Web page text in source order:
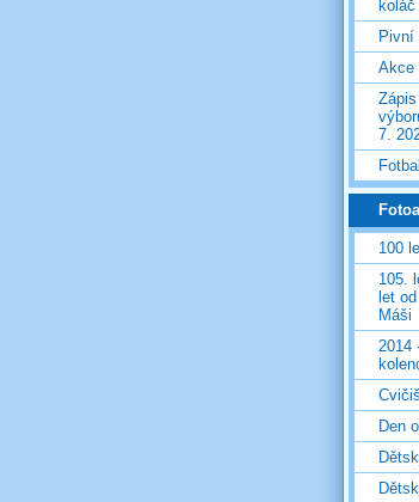
koláč
Pivní
Akce
7.
100
105.
let
Máši
2014
Den